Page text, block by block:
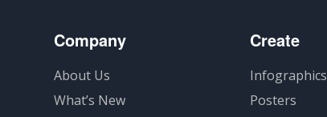
Company
About Us
What’s New
Create
Infographics
Posters